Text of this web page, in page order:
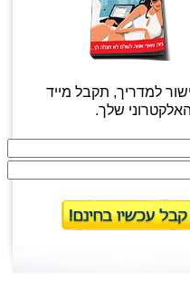
למדריך, תקבל מייד
שלך.